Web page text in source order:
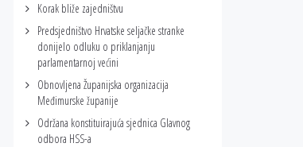
Korak bliže zajedništvu
Predsjedništvo Hrvatske seljačke stranke
donijelo odluku o priklanjanju
parlamentarnoj većini
Obnovljena Županijska organizacija
Međimurske županije
Održana konstituirajuća sjednica Glavnog
odbora HSS-a